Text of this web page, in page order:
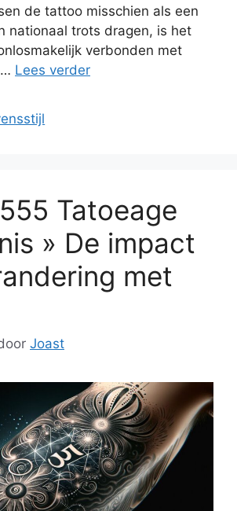
de tattoo misschien als een
nationaal trots dragen, is het
verbonden met
Lees verder
Tatoeage
» De impact
met
Joast